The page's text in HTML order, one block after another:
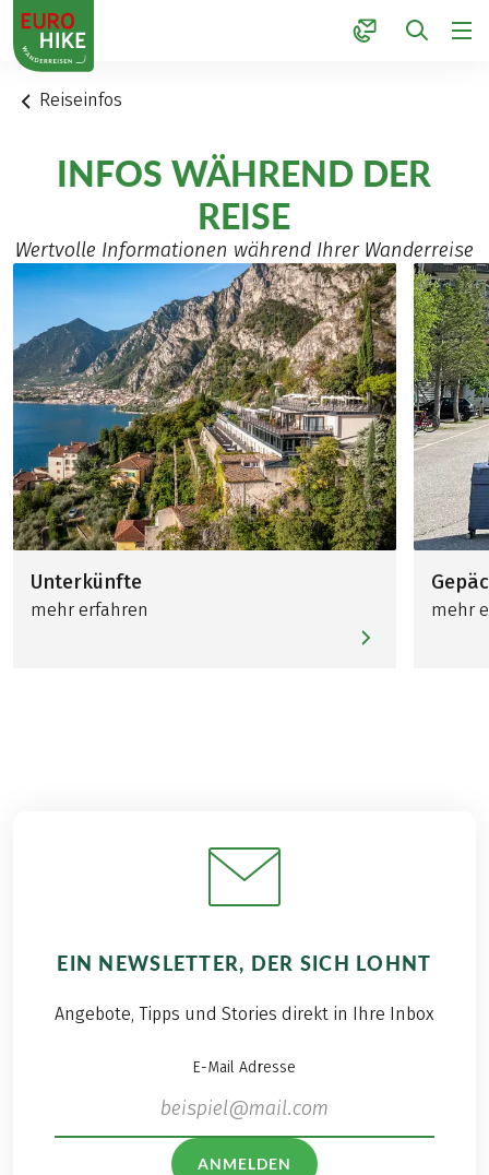
1
Reiseinfos
INFOS WÄHREND DER
REISE
Wertvolle Informationen während Ihrer Wanderreise
Unterkünfte
mehr erfahren mehr
EIN NEWSLETTER, DER SICH LOHNT
Angebote, Tipps und Stories direkt in Ihre Inbox
E-Mail Adresse
ANMELDEN